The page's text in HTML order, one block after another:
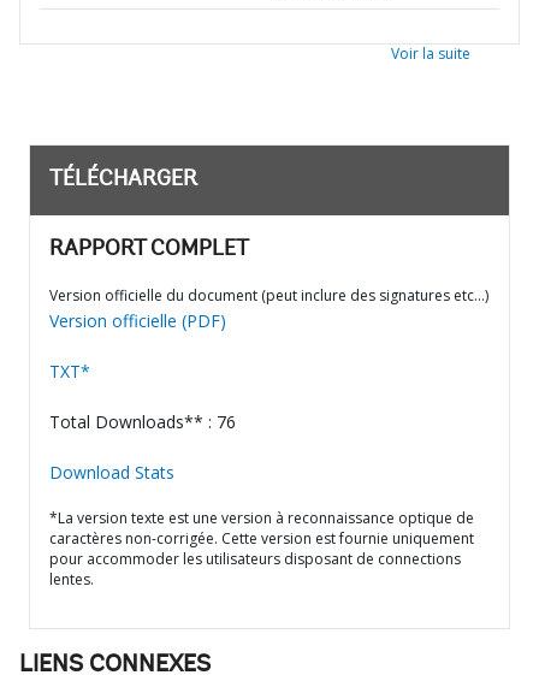
Voir la suite
TÉLÉCHARGER
RAPPORT COMPLET
Version officielle du document (peut inclure des signatures etc…)
Version officielle (PDF)
TXT*
Total Downloads** : 76
Download Stats
*La version texte est une version à reconnaissance optique de
caractères non-corrigée. Cette version est fournie uniquement
pour accommoder les utilisateurs disposant de connections
lentes.
LIENS CONNEXES